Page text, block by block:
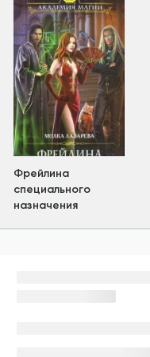
Фрейлина
специального
назначения